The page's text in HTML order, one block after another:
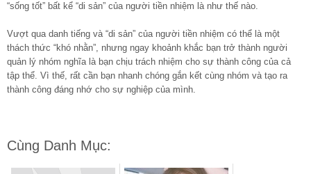
“sống tốt” bất kể “di sản” của người tiền nhiệm là như thế nào.
Vượt qua danh tiếng và “di sản” của người tiền nhiệm có thể là một
thách thức “khó nhằn”, nhưng ngay khoảnh khắc bạn trở thành người
quản lý nhóm nghĩa là bạn chịu trách nhiệm cho sự thành công của cả
tập thể. Vì thế, rất cần bạn nhanh chóng gắn kết cùng nhóm và tạo ra
thành công đáng nhớ cho sự nghiệp của mình.
Cùng Danh Mục: